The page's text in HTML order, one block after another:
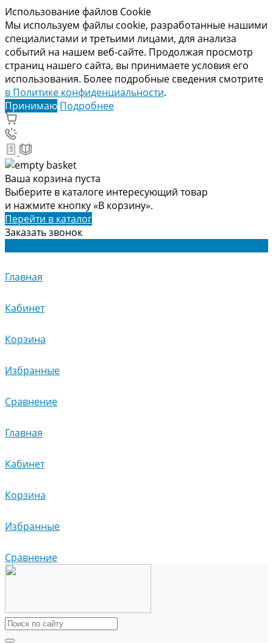
Использование файлов Cookie
Мы используем файлы cookie, разработанные нашими
специалистами и третьими лицами, для анализа
событий на нашем веб-сайте. Продолжая просмотр
страниц нашего сайта, вы принимаете условия его
использования. Более подробные сведения смотрите
в Политике конфиденциальности.
Принимаю Подробнее
Ваша корзина пуста
Выберите в каталоге интересующий товар
и нажмите кнопку «В корзину».
Перейти в каталог
Заказать звонок
Главная
Кабинет
Корзина
Избранные
Сравнение
Главная
Кабинет
Корзина
Избранные
Сравнение